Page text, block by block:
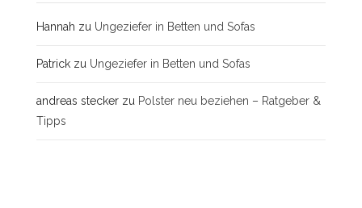
Hannah zu Ungeziefer in Betten und Sofas
Patrickzu Ungeziefer in Betten und Sofas
andreas steckerzu Polster neu beziehen – Ratgeber &
Tipps